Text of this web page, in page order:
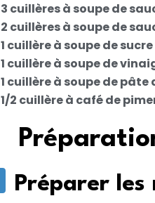
3 cuillères à soupe de
2 cuillères à soupe de
1 cuillère à soupe de
1 cuillère à soupe de
1 cuillère à soupe de
1/2 cuillère à café de
Préparer les